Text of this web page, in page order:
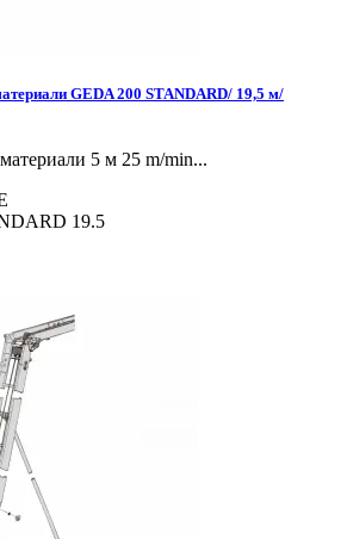
GEDA 200 STANDARD/ 19,5 м/
5 м 25 m/min...
19.5